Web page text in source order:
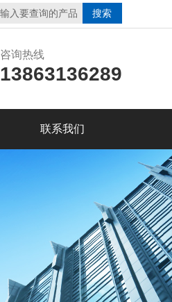
咨询热线
13863136289
联系我们